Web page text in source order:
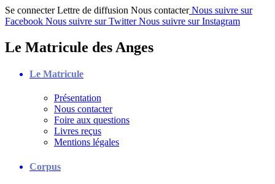
Se connecter Lettre de diffusion Nous contacter Nous suivre sur
Facebook Nous suivre sur Twitter Nous suivre sur Instagram
Le Matricule des Anges
Le Matricule
Présentation
Nous contacter
Foire aux questions
Livres reçus
Mentions légales
Corpus